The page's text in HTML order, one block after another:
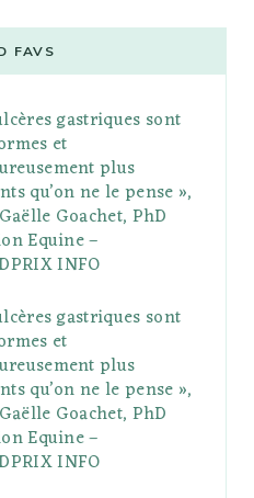
t
a
g
r
a
m
e
r
e
s
o
l
r
FAVS
gastriques sont
et
plus
qu’on ne le pense »,
Goachet, PhD
Equine –
INFO
gastriques sont
et
plus
qu’on ne le pense »,
Goachet, PhD
Equine –
INFO